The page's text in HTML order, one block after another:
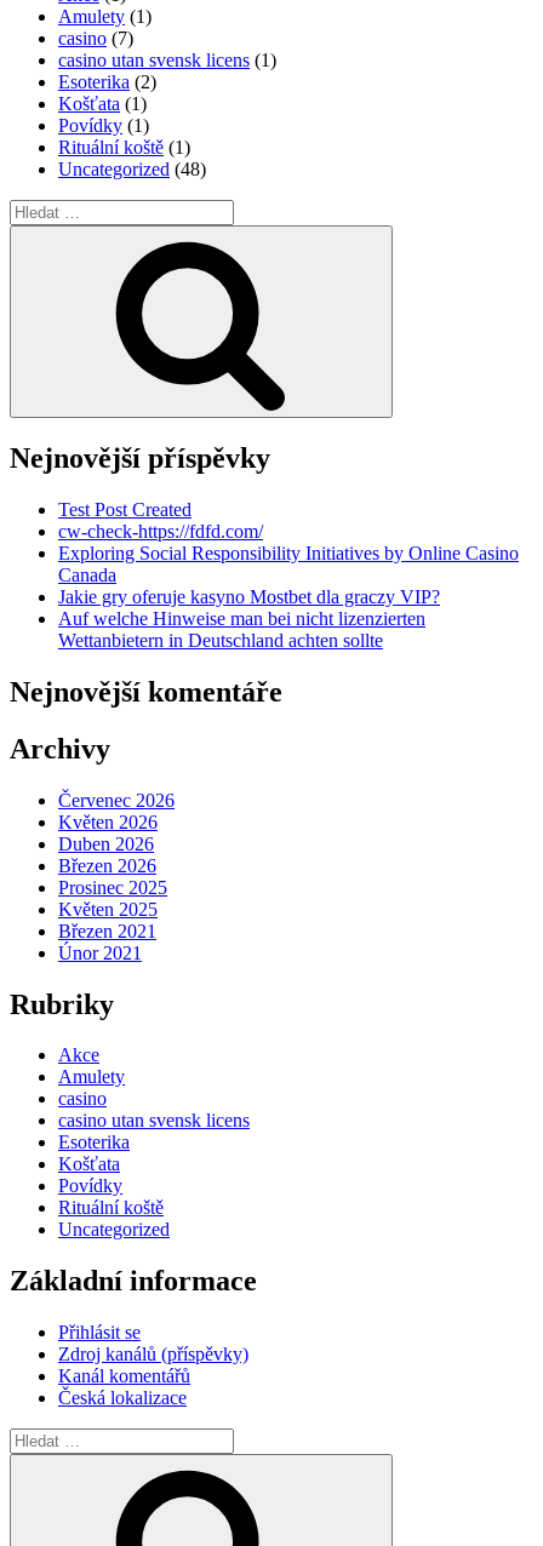
Amulety (1)
casino (7)
casino utan svensk licens (1)
Esoterika (2)
Košťata (1)
Povídky (1)
Rituální koště (1)
Uncategorized (48)
Hledat:
Nejnovější příspěvky
Test Post Created
cw-check-https://fdfd.com/
Exploring Social Responsibility Initiatives by Online Casino
Canada
Jakie gry oferuje kasyno Mostbet dla graczy VIP?
Auf welche Hinweise man bei nicht lizenzierten
Wettanbietern in Deutschland achten sollte
Nejnovější komentáře
Archivy
Červenec 2026
Květen 2026
Duben 2026
Březen 2026
Prosinec 2025
Květen 2025
Březen 2021
Únor 2021
Rubriky
Akce
Amulety
casino
casino utan svensk licens
Esoterika
Košťata
Povídky
Rituální koště
Uncategorized
Základní informace
Přihlásit se
Zdroj kanálů (příspěvky)
Kanál komentářů
Česká lokalizace
Hledat: